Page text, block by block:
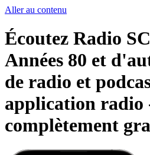
Aller au contenu
Écoutez Radio
Années 80 et
de radio et
application radio
complètement